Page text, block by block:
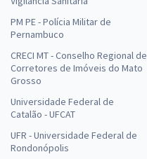
PM PE - Polícia Militar de
Pernambuco
CRECI MT - Conselho Regional de
Corretores de Imóveis do Mato
Grosso
Universidade Federal de
Catalão - UFCAT
UFR - Universidade Federal de
Rondonópolis